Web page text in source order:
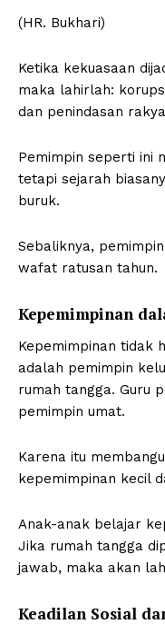
(HR. Bukhari)
Ketika kekuasaan
maka lahirlah:
dan penindasan
Pemimpin seperti ini
tetapi sejarah
buruk.
Sebaliknya,
wafat ratusan tahun.
Kepemimpinan
Kepemimpinan tidak
adalah pemimpin
rumah tangga. Guru
pemimpin umat.
Karena itu
kepemimpinan kecil
Anak-anak belajar
Jika rumah tangga
jawab, maka akan
Keadilan Sosial